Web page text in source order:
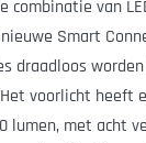
combinatie van
Smart
draadloos
voorlicht heeft
lumen, met acht